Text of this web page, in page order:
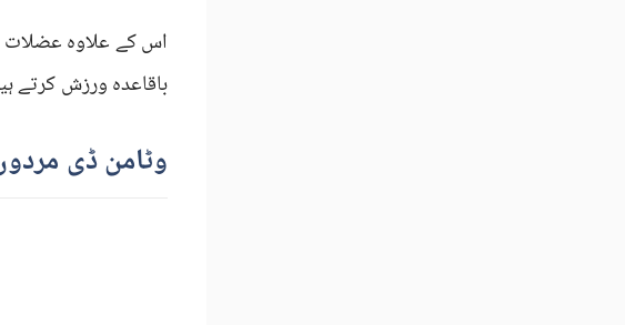
اس کے علاوہ عضلات
باقاعدہ ورزش کرتے
وٹامن ڈی